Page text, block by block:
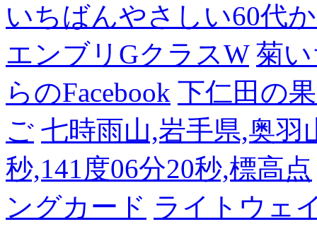
いちばんやさしい60代
エンブリGクラスW 菊
らのFacebook 下仁田の
ご 七時雨山,岩手県,奥羽
秒,141度06分20秒,標高点
ングカード ライトウェ